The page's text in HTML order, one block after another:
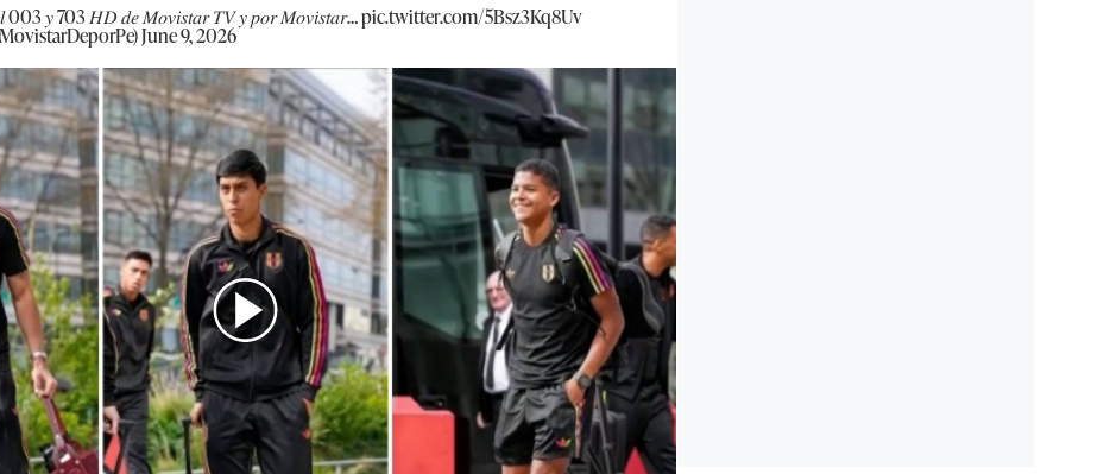
003 𝑦 703 𝐻𝐷 𝑑𝑒 𝑀𝑜𝑣𝑖𝑠𝑡𝑎𝑟 𝑇𝑉 𝑦 𝑝𝑜𝑟 𝑀𝑜𝑣𝑖𝑠𝑡𝑎𝑟…pic.twitter.com/5Bsz3Kq8Uv
June 9, 2026